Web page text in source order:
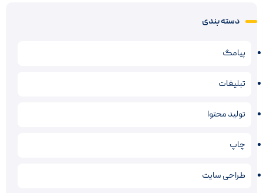
دسته بندی
پیامگ
تبلیغات
تولید محتوا
چاپ
طراحی سایت